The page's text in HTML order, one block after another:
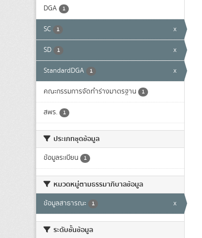
DGA 1
SC 1 x
SD 1 x
StandardDGA 1 x
คณะกรรมการจัดทำร่างมาตรฐาน 1
สพร. 1
ประเภทชุดข้อมูล
ข้อมูลระเบียน 1
หมวดหมู่ตามธรรมาภิบาลข้อมูล
ข้อมูลสาธารณะ 1 x
ระดับชั้นข้อมูล